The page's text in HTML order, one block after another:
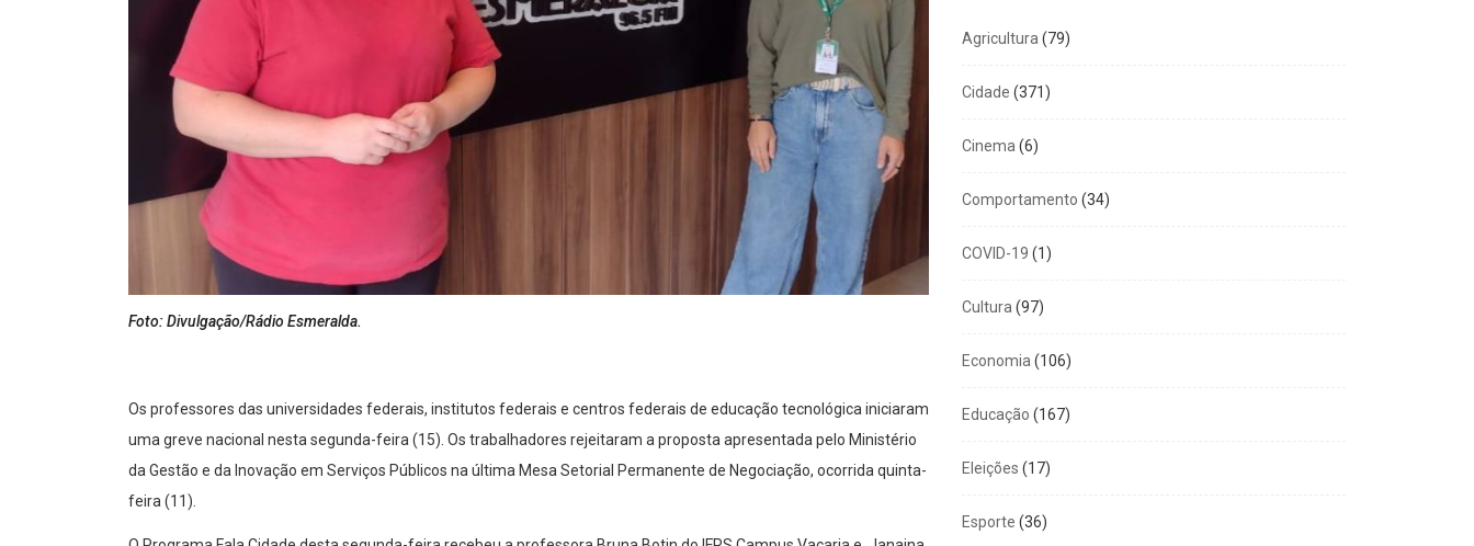
Foto: Divulgação/Rádio Esmeralda.
Os professores das universidades federais, institutos federais e centros federais de educação tecnológica iniciaram
uma greve nacional nesta segunda-feira (15). Os trabalhadores rejeitaram a proposta apresentada pelo Ministério
da Gestão e da Inovação em Serviços Públicos na última Mesa Setorial Permanente de Negociação, ocorrida quinta-
feira (11).
Agricultura (79)
Cidade (371)
Cinema (6)
Comportamento (34)
COVID-19 (1)
Cultura (97)
Economia (106)
Educação (167)
Eleições (17)
Esporte (36)